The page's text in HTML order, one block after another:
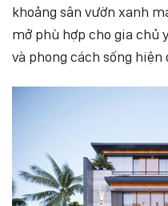
khoảng sân vườn xanh
mở phù hợp cho gia chủ
và phong cách sống hiện